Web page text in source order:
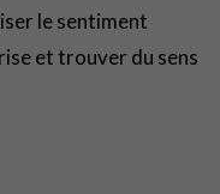
le sentiment
et trouver du sens